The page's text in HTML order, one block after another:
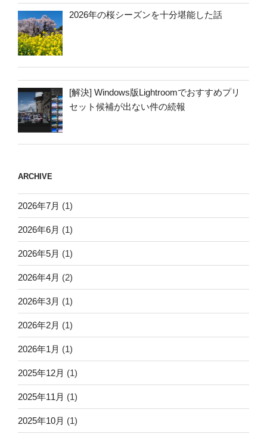
2026年の桜シーズンを十分堪能した話
[解決] Windows版Lightroomでおすすめプリ
セット候補が出ない件の続報
ARCHIVE
2026年7月 (1)
2026年6月 (1)
2026年5月 (1)
2026年4月 (2)
2026年3月 (1)
2026年2月 (1)
2026年1月 (1)
2025年12月 (1)
2025年11月 (1)
2025年10月 (1)